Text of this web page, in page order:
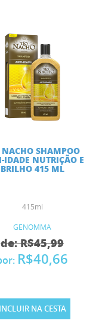
SHAMPOO
IDADE NUTRIÇÃO E
BRILHO 415 ML
415ml
GENOMMA
de: R$45,99
R$40,66
INCLUIR NA CESTA